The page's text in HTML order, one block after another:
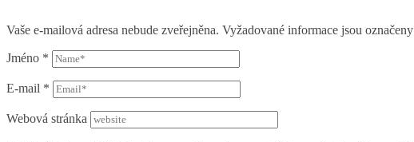
Vaše e-mailová adresa nebude zveřejněna. Vyžadované informace jsou označeny
Jméno *
E-mail *
Webová stránka